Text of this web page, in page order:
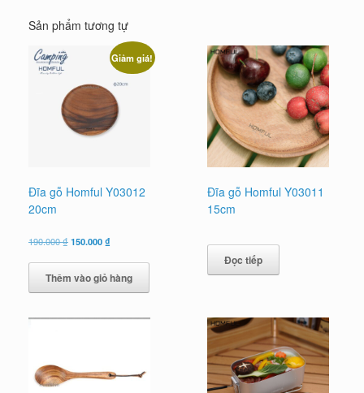
Sản phẩm tương tự
Giảm giá!
Đĩa gỗ Homful Y03012
20cm
190.000₫Giá
là:
190.000 ₫.
150.000₫
tại
là:
150.000 ₫.
Thêm vào giỏ hàng
Đĩa gỗ Homful Y03011
15cm
Đọc tiếp